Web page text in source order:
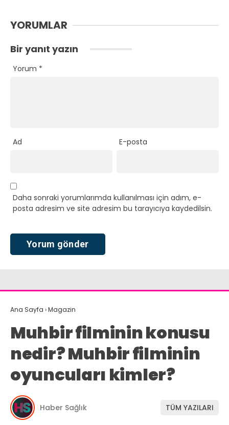
YORUMLAR
Bir yanıt yazın
Yorum *
Ad E-posta
Daha sonraki yorumlarımda kullanılması için adım, e-
posta adresim ve site adresim bu tarayıcıya kaydedilsin.
Ana Sayfa ›Magazin
Muhbir filminin konusu
nedir? Muhbir filminin
oyuncuları kimler?
Haber Sağlık TÜM YAZILARI